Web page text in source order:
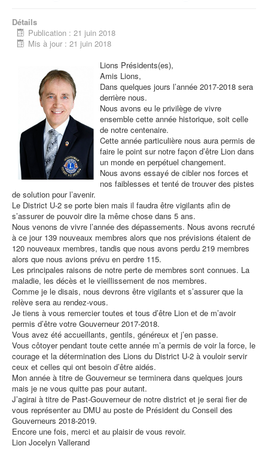
Détails
Publication : 21 juin 2018
Mis à jour : 21 juin 2018
Lions Présidents(es),
Amis Lions,
Dans quelques jours l’année 2017-2018 sera
derrière nous.
Nous avons eu le privilège de vivre
ensemble cette année historique, soit celle
de notre centenaire.
Cette année particulière nous aura permis de
faire le point sur notre façon d’être Lion dans
un monde en perpétuel changement.
Nous avons essayé de cibler nos forces et
nos faiblesses et tenté de trouver des pistes
de solution pour l’avenir.
Le District U-2 se porte bien mais il faudra être vigilants afin de
s’assurer de pouvoir dire la même chose dans 5 ans.
Nous venons de vivre l’année des dépassements. Nous avons recruté
à ce jour 139 nouveaux membres alors que nos prévisions étaient de
120 nouveaux membres, tandis que nous avons perdu 219 membres
alors que nous avions prévu en perdre 115.
Les principales raisons de notre perte de membres sont connues. La
maladie, les décès et le vieillissement de nos membres.
Comme je le disais, nous devrons être vigilants et s’assurer que la
relève sera au rendez-vous.
Je tiens à vous remercier toutes et tous d’être Lion et de m’avoir
permis d’être votre Gouverneur 2017-2018.
Vous avez été accueillants, gentils, généreux et j’en passe.
Vous côtoyer pendant toute cette année m’a permis de voir la force, le
courage et la détermination des Lions du District U-2 à vouloir servir
ceux et celles qui ont besoin d’être aidés.
Mon année à titre de Gouverneur se terminera dans quelques jours
mais je ne vous quitte pas pour autant.
J’agirai à titre de Past-Gouverneur de notre district et je serai fier de
vous représenter au DMU au poste de Président du Conseil des
Gouverneurs 2018-2019.
Encore une fois, merci et au plaisir de vous revoir.
Lion Jocelyn Vallerand